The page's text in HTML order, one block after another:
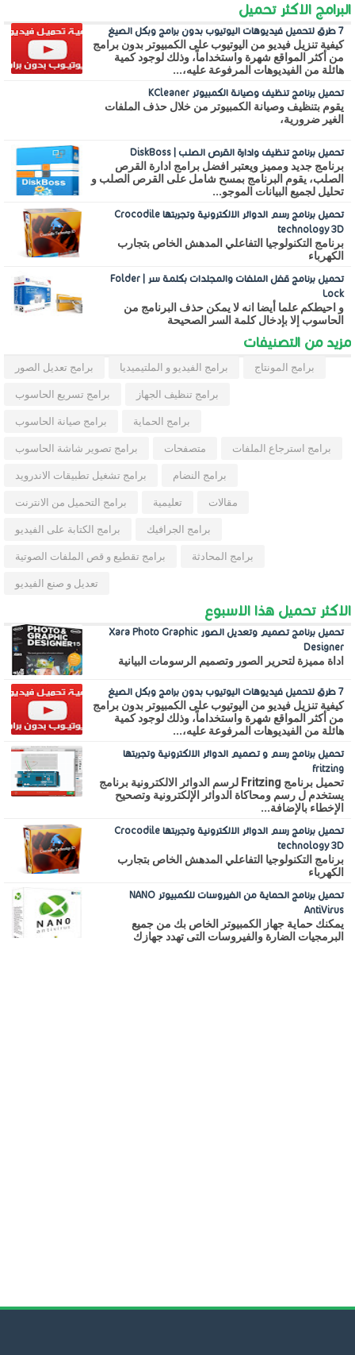
البرامج الاكثر تحميل
7 طرق لتحميل فيديوهات اليوتيوب بدون برامج وبكل الصيغ
كيفية تنزيل فيديو من اليوتيوب على الكمبيوتر بدون برامج
من أكثر المواقع شهرة واستخداماً، وذلك لوجود كمية
هائلة من الفيديوهات المرفوعة عليه،...
تحميل برنامج تنظيف وصيانة الكمبيوتر KCleaner
يقوم بتنظيف وصيانة الكمبيوتر من خلال حذف الملفات
الغير ضرورية،
تحميل برنامج تنظيف وادارة القرص الصلب | DiskBoss
برنامج جديد ومميز ويعتبر افضل برامج ادارة القرص
الصلب، يقوم البرنامج بمسح شامل على القرص الصلب و
تحليل لجميع البيانات الموجو...
تحميل برنامج رسم الدوائر الالكترونية وتجربتها Crocodile
technology 3D
برنامج التكنولوجيا التفاعلي المدهش الخاص بتجارب
الكهرباء
تحميل برنامج قفل الملفات والمجلدات بكلمة سر | Folder
Lock
و احيطكم علما أيضا انه لا يمكن حذف البرنامج من
الحاسوب إلا بإدخال كلمة السر الصحيحة
مزيد من التصنيفات
برامج تعديل الصور برامج الفيديو و الملتيميديا برامج المونتاج
برامج تسريع الحاسوب برامج تنظيف الجهاز
برامج صيانة الحاسوب برامج الحماية
برامج تصوير شاشة الحاسوب متصفحات برامج استرجاع الملفات
برامج تشغيل تطبيقات الاندرويد برامج النضام
برامج التحميل من الانترنت تعليمية مقالات
برامج الكتابة على الفيديو برامج الجرافيك
برامج تقطيع و قص الملفات الصوتية برامج المحادثة
تعديل و صنع الفيديو
الاكثر تحميل هذا الاسبوع
تحميل برنامج تصميم وتعديل الصور Xara Photo Graphic
Designer
اداة مميزة لتحرير الصور وتصميم الرسومات البيانية
7 طرق لتحميل فيديوهات اليوتيوب بدون برامج وبكل الصيغ
كيفية تنزيل فيديو من اليوتيوب على الكمبيوتر بدون برامج
من أكثر المواقع شهرة واستخداماً، وذلك لوجود كمية
هائلة من الفيديوهات المرفوعة عليه،...
تحميل برنامج رسم و تصميم الدوائر الالكترونية وتجربتها
fritzing
تحميل برنامج Fritzing لرسم الدوائر الالكترونية برنامج
يستخدم ل رسم ومحاكاة الدوائر الإلكترونية وتصحيح
الإخطاء بالإضافة...
تحميل برنامج رسم الدوائر الالكترونية وتجربتها Crocodile
technology 3D
برنامج التكنولوجيا التفاعلي المدهش الخاص بتجارب
الكهرباء
تحميل برنامج الحماية من الفيروسات للكمبيوتر NANO
AntiVirus
يمكنك حماية جهاز الكمبيوتر الخاص بك من جميع
البرمجيات الضارة والفيروسات التى تهدد جهازك